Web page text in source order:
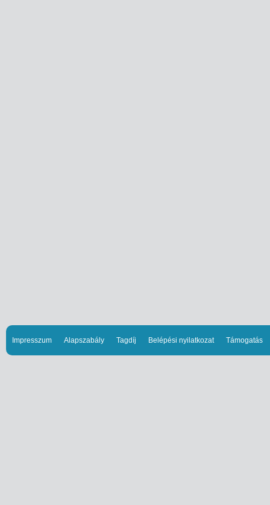
Impresszum Alapszabály Tagdíj Belépési nyilatkozat Támogatás